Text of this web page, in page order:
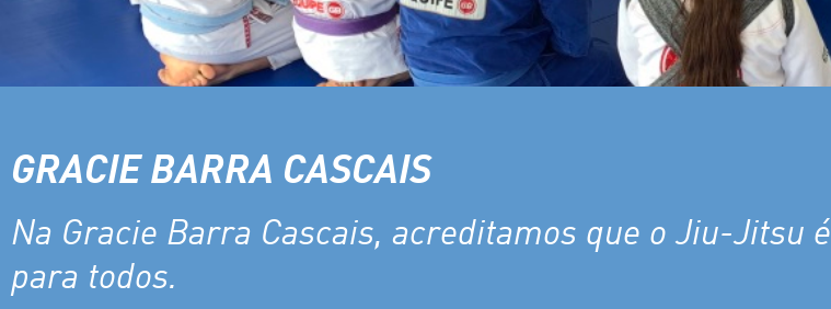
GRACIE BARRA CASCAIS
Na Gracie Barra Cascais, acreditamos que o Jiu-Jitsu é
para todos.